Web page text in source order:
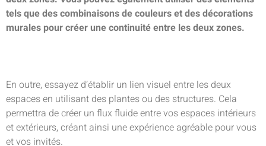
tels que des combinaisons de couleurs et des décorations
murales pour créer une continuité entre les deux zones.
En outre, essayez d’établir un lien visuel entre les deux
espaces en utilisant des plantes ou des structures. Cela
permettra de créer un flux fluide entre vos espaces intérieurs
et extérieurs, créant ainsi une expérience agréable pour vous
et vos invités.